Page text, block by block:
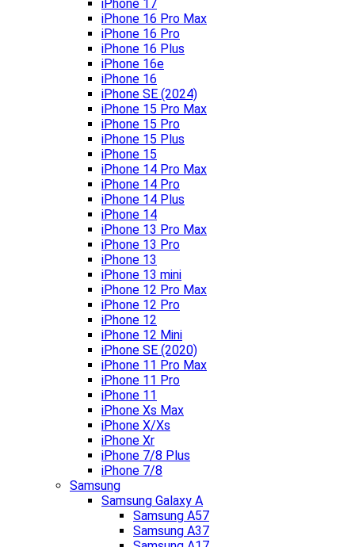
iPhone 17
iPhone 16 Pro Max
iPhone 16 Pro
iPhone 16 Plus
iPhone 16e
iPhone 16
iPhone SE (2024)
iPhone 15 Pro Max
iPhone 15 Pro
iPhone 15 Plus
iPhone 15
iPhone 14 Pro Max
iPhone 14 Pro
iPhone 14 Plus
iPhone 14
iPhone 13 Pro Max
iPhone 13 Pro
iPhone 13
iPhone 13 mini
iPhone 12 Pro Max
iPhone 12 Pro
iPhone 12
iPhone 12 Mini
iPhone SE (2020)
iPhone 11 Pro Max
iPhone 11 Pro
iPhone 11
iPhone Xs Max
iPhone X/Xs
iPhone Xr
iPhone 7/8 Plus
iPhone 7/8
Samsung
Samsung Galaxy A
Samsung A57
Samsung A37